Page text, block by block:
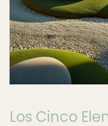
Los Cinco